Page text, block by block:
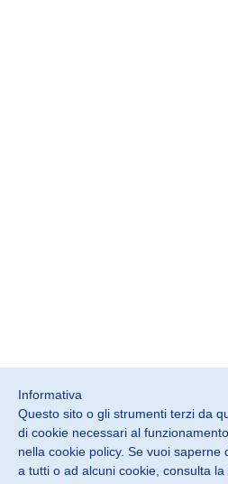
©2026
Monteviale
P. IVA
Informativa
Questo sito o gli strumenti terzi da
di cookie necessari al
nella cookie policy. Se vuoi saperne
a tutti o ad alcuni cookie, consulta la